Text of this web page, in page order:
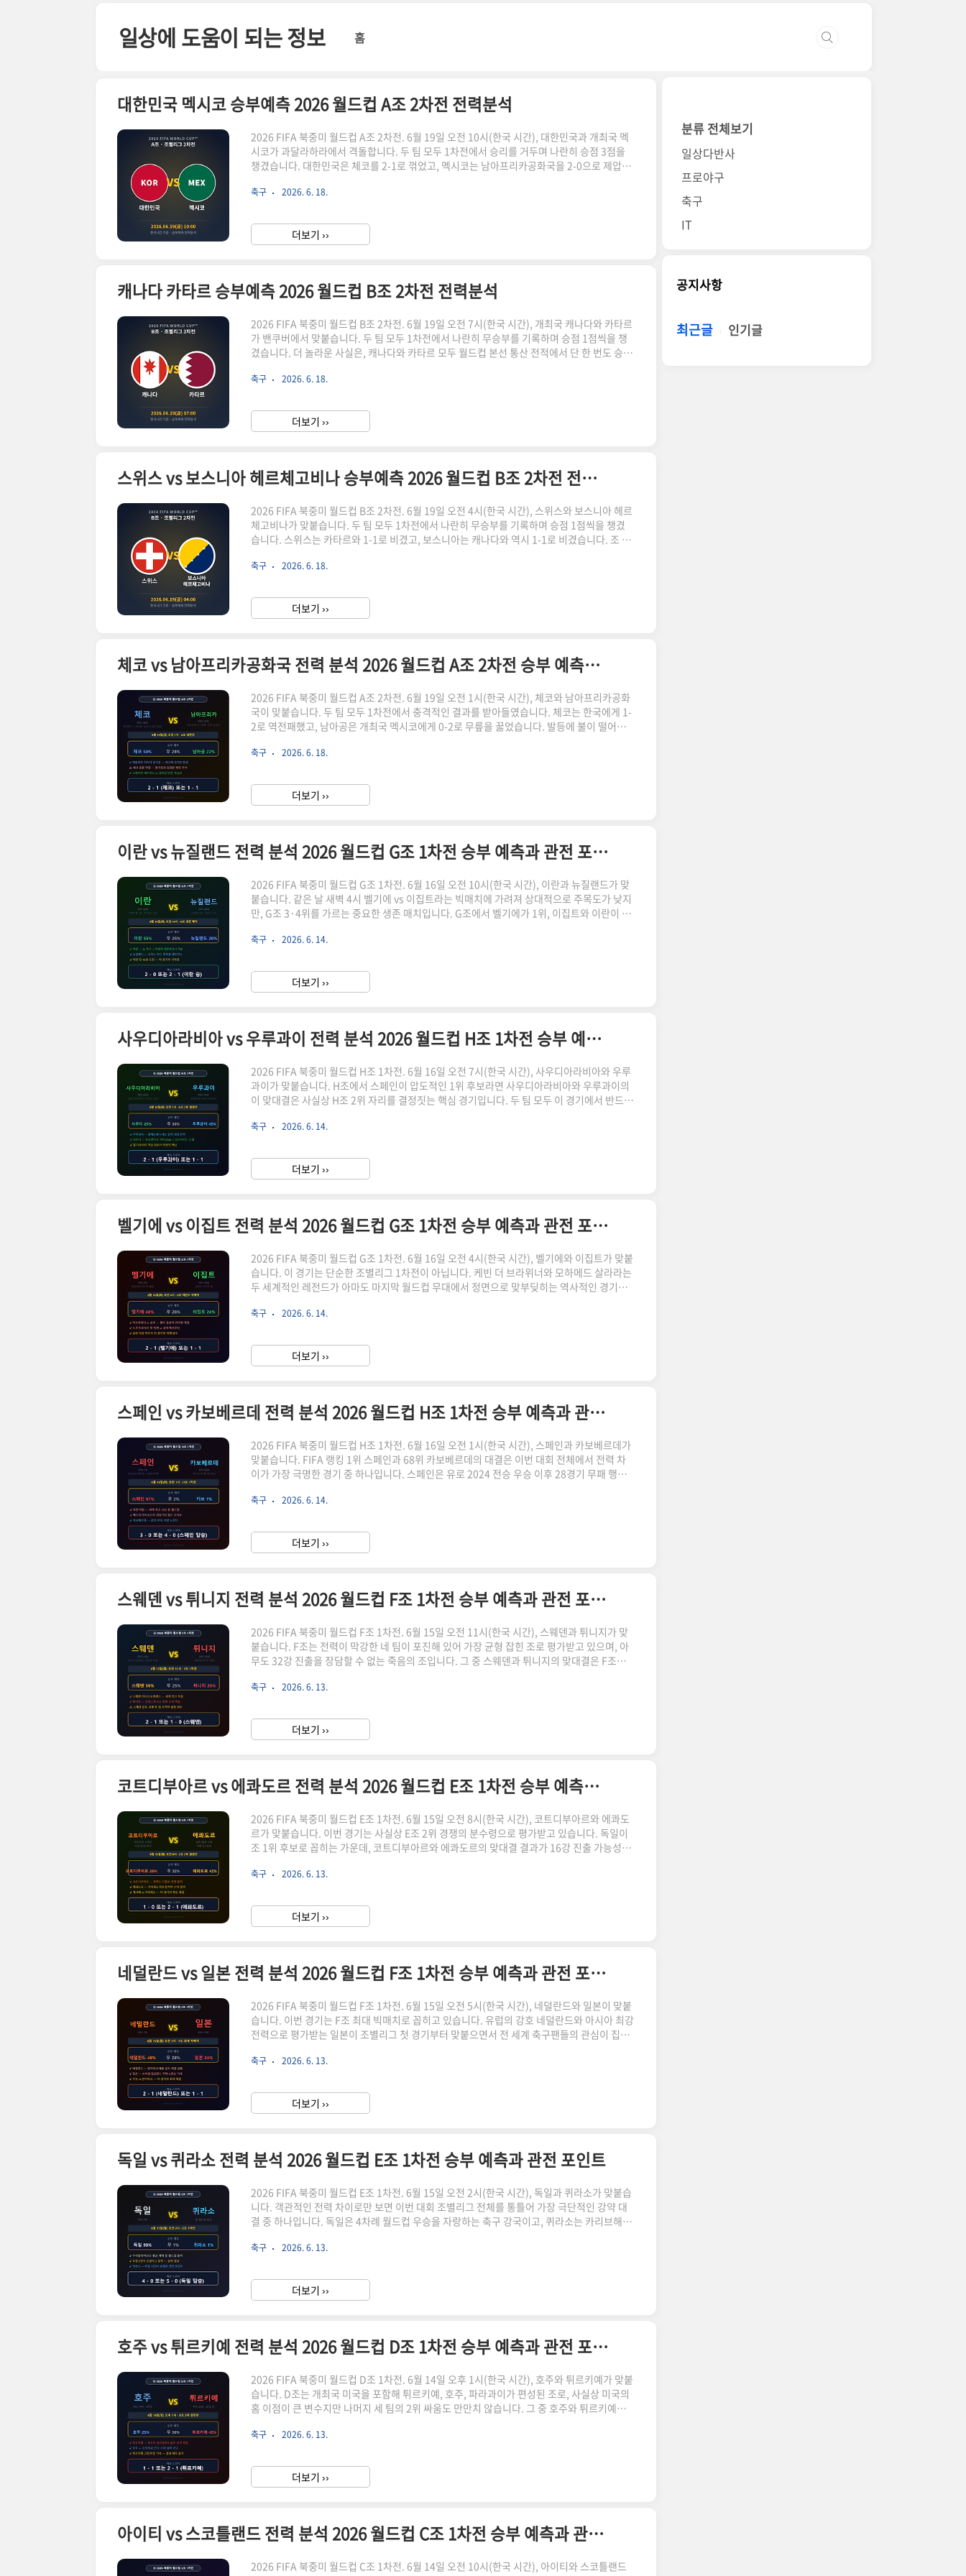
일상에 도움이 되는 정보 홈
대한민국 멕시코 승부예측 2026 월드컵 A조 2차전 전력분석
2026 FIFA 북중미 월드컵 A조 2차전. 6월 19일 오전 10시(한국 시간), 대한민국과 개최국 멕
시코가 과달라하라에서 격돌합니다. 두 팀 모두 1차전에서 승리를 거두며 나란히 승점 3점을
챙겼습니다. 대한민국은 체코를 2-1로 꺾었고, 멕시코는 남아프리카공화국을 2-0으로 제압했
체코전에서 전반에 여러 차례 결정적인 기회를 놓치고도 후반 들어 라디슬라프 크레이치의 헤
범이 동점골을 터뜨렸고, 교체 투입된 오현규가 역전골을 추가하며 2-1 짜릿한 역전승을 완성
했습니다. 멕시코는 자국에서 열린 개막전에서 훌리안 퀴뇨네스의 선..
축구 2026. 6. 18.
더보기 ››
캐나다 카타르 승부예측 2026 월드컵 B조 2차전 전력분석
2026 FIFA 북중미 월드컵 B조 2차전. 6월 19일 오전 7시(한국 시간), 개최국 캐나다와 카타르
가 밴쿠버에서 맞붙습니다. 두 팀 모두 1차전에서 나란히 무승부를 기록하며 승점 1점씩을 챙
겼습니다. 더 놀라운 사실은, 캐나다와 카타르 모두 월드컵 본선 통산 전적에서 단 한 번도 승리
해 드리겠습니다.캐나다는 보스니아 헤르체고비나와의 1차전에서 전반 21분 선제골을 내줬지
전반 17분 페널티킥으로 선제골을 허용했지만 후반 추가시간 막판 극적인 동점골로 승점 1점
을 따냈습니다. 두 팀 모두 끝까지 포기하지 않는 저력을..
축구 2026. 6. 18.
더보기 ››
스위스 vs 보스니아 헤르체고비나 승부예측 2026 월드컵 B조 2차전 전력분석
2026 FIFA 북중미 월드컵 B조 2차전. 6월 19일 오전 4시(한국 시간), 스위스와 보스니아 헤르
체고비나가 맞붙습니다. 두 팀 모두 1차전에서 나란히 무승부를 기록하며 승점 1점씩을 챙겼
습니다. 스위스는 카타르와 1-1로 비겼고, 보스니아는 캐나다와 역시 1-1로 비겼습니다. 조 1
카타르전에서 브릴 엠볼로가 전반 17분 페널티킥을 성공시키며 앞서나갔지만, 끈질긴 카타르
에서 전반 21분 세아드 콜라시나츠의 헤더 연결을 요보 루키치가 마무리하며 선제골을 뽑아냈
지만, 후반 33분 카일 래린에게 동점골을 내주며 역시 무승부에 ..
축구 2026. 6. 18.
더보기 ››
체코 vs 남아프리카공화국 전력 분석 2026 월드컵 A조 2차전 승부 예측과 관전 포인트
2026 FIFA 북중미 월드컵 A조 2차전. 6월 19일 오전 1시(한국 시간), 체코와 남아프리카공화
국이 맞붙습니다. 두 팀 모두 1차전에서 충격적인 결과를 받아들였습니다. 체코는 한국에게 1-
2로 역전패했고, 남아공은 개최국 멕시코에게 0-2로 무릎을 꿇었습니다. 발등에 불이 떨어진
레이치의 헤더 골로 먼저 앞서갔지만 한국 중원의 패스 플레이를 감당하지 못하고 연속골을 내
아공은 멕시코에 0-2로 패하며 객관적인 전력 차이를 그대로 드러냈습니다. 체코 입장에서는
남아공의 퍼포먼스를 감안하면 분위기가 나쁘지 않다는 평가지만, 한국전..
축구 2026. 6. 18.
더보기 ››
이란 vs 뉴질랜드 전력 분석 2026 월드컵 G조 1차전 승부 예측과 관전 포인트
2026 FIFA 북중미 월드컵 G조 1차전. 6월 16일 오전 10시(한국 시간), 이란과 뉴질랜드가 맞
붙습니다. 같은 날 새벽 4시 벨기에 vs 이집트라는 빅매치에 가려져 상대적으로 주목도가 낮지
만, G조 3·4위를 가르는 중요한 생존 매치입니다. G조에서 벨기에가 1위, 이집트와 이란이 2
이번이 7번째 월드컵 참가지만 아직 한 번도 조별리그를 통과한 적이 없습니다. 이번 대회에서
랜드는 G조 최약체로 평가받고 있지만 압도적인 피지컬을 활용한 선 굵은 축구로 강호들의 덜
미를 잡겠다는 각오입니다. 이란과 뉴질랜드의 생존을 건 맞..
축구 2026. 6. 14.
더보기 ››
사우디아라비아 vs 우루과이 전력 분석 2026 월드컵 H조 1차전 승부 예측과 관전 포인트
2026 FIFA 북중미 월드컵 H조 1차전. 6월 16일 오전 7시(한국 시간), 사우디아라비아와 우루
과이가 맞붙습니다. H조에서 스페인이 압도적인 1위 후보라면 사우디아라비아와 우루과이의
이 맞대결은 사실상 H조 2위 자리를 결정짓는 핵심 경기입니다. 두 팀 모두 이 경기에서 반드시
팀 아르헨티나를 꺾는 기적을 연출한 팀입니다. 이번에도 이변을 노리고 있습니다. 반면 우루
럽에서 활약하는 강력한 선수들을 앞세운 남미 강호입니다. H조 2위 자리를 놓고 벌이는 이 경
기를 냉정하게 분석해 드리겠습니다. 경기 기본 정보경기 일시..
축구 2026. 6. 14.
더보기 ››
벨기에 vs 이집트 전력 분석 2026 월드컵 G조 1차전 승부 예측과 관전 포인트
2026 FIFA 북중미 월드컵 G조 1차전. 6월 16일 오전 4시(한국 시간), 벨기에와 이집트가 맞붙
습니다. 이 경기는 단순한 조별리그 1차전이 아닙니다. 케빈 더 브라위너와 모하메드 살라라는
두 세계적인 레전드가 아마도 마지막 월드컵 무대에서 정면으로 맞부딪히는 역사적인 경기입
고의 볼거리 중 하나입니다.벨기에는 FIFA 랭킹 8위로 G조 1위 후보입니다. Opta 통계에 따
습니다. 이집트는 모하메드 살라와 오마르 마르무쉬라는 두 강력한 공격수를 앞세워 벨기에의
가장 강력한 맞상대로 꼽히며 16강 진출 가능..
축구 2026. 6. 14.
더보기 ››
스페인 vs 카보베르데 전력 분석 2026 월드컵 H조 1차전 승부 예측과 관전 포인트
2026 FIFA 북중미 월드컵 H조 1차전. 6월 16일 오전 1시(한국 시간), 스페인과 카보베르데가
맞붙습니다. FIFA 랭킹 1위 스페인과 68위 카보베르데의 대결은 이번 대회 전체에서 전력 차
이가 가장 극명한 경기 중 하나입니다. 스페인은 유로 2024 전승 우승 이후 28경기 무패 행진
월드컵 본선 무대에 오른 팀입니다.스페인에게 이번 경기는 단순한 승리를 넘어 득실차를 최대
편성됐으며, 스페인이 조 1위 후보이자 우승 후보로 평가받고 있습니다. 경기 기본 정보경기 일
시는 2026년 6월 16일(화) 오전 1시(한국..
축구 2026. 6. 14.
더보기 ››
스웨덴 vs 튀니지 전력 분석 2026 월드컵 F조 1차전 승부 예측과 관전 포인트"
2026 FIFA 북중미 월드컵 F조 1차전. 6월 15일 오전 11시(한국 시간), 스웨덴과 튀니지가 맞
붙습니다. F조는 전력이 막강한 네 팀이 포진해 있어 가장 균형 잡힌 조로 평가받고 있으며, 아
무도 32강 진출을 장담할 수 없는 죽음의 조입니다. 그 중 스웨덴과 튀니지의 맞대결은 F조에
의 투톱 스트라이커를 보유하고 있지만, 감독 교체 이후 팀 조직력이 얼마나 빠르게 안정됐는
성이 있는 팀으로 평가받고 있습니다. 북아프리카의 복병 튀니지가 스웨덴을 상대로 어떤 경기
를 펼치는지 냉정하게 분석해 드리겠습니다. 경기 기본 정보경기..
축구 2026. 6. 13.
더보기 ››
코트디부아르 vs 에콰도르 전력 분석 2026 월드컵 E조 1차전 승부 예측과 관전 포인트
2026 FIFA 북중미 월드컵 E조 1차전. 6월 15일 오전 8시(한국 시간), 코트디부아르와 에콰도
르가 맞붙습니다. 이번 경기는 사실상 E조 2위 경쟁의 분수령으로 평가받고 있습니다. 독일이
조 1위 후보로 꼽히는 가운데, 코트디부아르와 에콰도르의 맞대결 결과가 16강 진출 가능성을
확인할 수 있습니다.에콰도르는 남미 특유의 교묘하고 뛰어난 개인 기술과 강력한 압박 능력을
수들이 모여 있는 팀입니다. 남미의 실용주의와 아프리카의 폭발적인 축구가 맞부딪히는 이번
경기, 냉정하게 분석해 드리겠습니다. 경기 기본 정보이번 경기는..
축구 2026. 6. 13.
더보기 ››
네덜란드 vs 일본 전력 분석 2026 월드컵 F조 1차전 승부 예측과 관전 포인트
2026 FIFA 북중미 월드컵 F조 1차전. 6월 15일 오전 5시(한국 시간), 네덜란드와 일본이 맞붙
습니다. 이번 경기는 F조 최대 빅매치로 꼽히고 있습니다. 유럽의 강호 네덜란드와 아시아 최강
전력으로 평가받는 일본이 조별리그 첫 경기부터 맞붙으면서 전 세계 축구팬들의 관심이 집중
불편하게 만들 수 있느냐"가 더 현실적인 질문이 되었을 만큼 일본 축구의 위상이 높아졌습니
니다. 특히 모리야스 하지메 감독이 이끄는 일본 대표팀은 브라질을 3-2로, 잉글랜드를 1-0으
로 꺾으며 강호들을 상대로 승리를 거두며 준비가 되어 있음..
축구 2026. 6. 13.
더보기 ››
독일 vs 퀴라소 전력 분석 2026 월드컵 E조 1차전 승부 예측과 관전 포인트
2026 FIFA 북중미 월드컵 E조 1차전. 6월 15일 오전 2시(한국 시간), 독일과 퀴라소가 맞붙습
니다. 객관적인 전력 차이로만 보면 이번 대회 조별리그 전체를 통틀어 가장 극단적인 강약 대
결 중 하나입니다. 독일은 4차례 월드컵 우승을 자랑하는 축구 강국이고, 퀴라소는 카리브해의
합니다. 그리고 독일에게 이번 대회는 단순한 우승 도전이 아닙니다. 2018년과 2022년 두 대
라소는 이번 대회에 처음 참가하는 팀으로, 본선 진출 자체가 이미 역사적인 성과입니다. 네덜
란드령 카리브해 섬나라 출신으로 에레디비시(네덜란드 리그..
축구 2026. 6. 13.
더보기 ››
호주 vs 튀르키예 전력 분석 2026 월드컵 D조 1차전 승부 예측과 관전 포인트"
2026 FIFA 북중미 월드컵 D조 1차전. 6월 14일 오후 1시(한국 시간), 호주와 튀르키예가 맞붙
습니다. D조는 개최국 미국을 포함해 튀르키예, 호주, 파라과이가 편성된 조로, 사실상 미국의
홈 이점이 큰 변수지만 나머지 세 팀의 2위 싸움도 만만치 않습니다. 그 중 호주와 튀르키예의 1
니다. 호주는 2006년 이후 6회 연속 월드컵 본선 진출이라는 꾸준함을 자랑하지만 이번 대회
컵 3위라는 역사적인 성과를 가진 팀으로, 무려 24년 만에 월드컵 무대에 복귀했습니다. 종잡
을 수 없는 강점과 약점을 동시에 지닌 두 팀의..
축구 2026. 6. 13.
더보기 ››
아이티 vs 스코틀랜드 전력 분석 2026 월드컵 C조 1차전 승부 예측과 관전 포인트
2026 FIFA 북중미 월드컵 C조 1차전. 6월 14일 오전 10시(한국 시간), 아이티와 스코틀랜드
분류 전체보기
일상다반사
프로야구
축구
IT
공지사항
최근글 인기글